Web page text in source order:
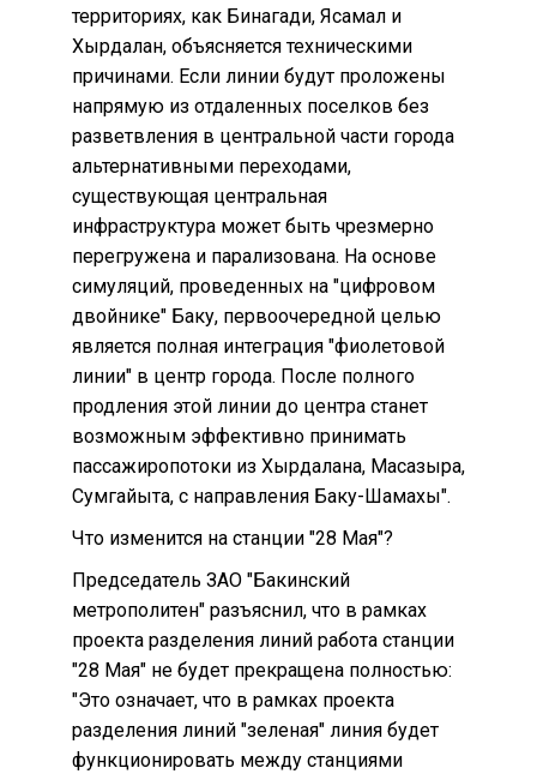
территориях, как Бинагади, Ясамал и
Хырдалан, объясняется техническими
причинами. Если линии будут проложены
напрямую из отдаленных поселков без
разветвления в центральной части города
альтернативными переходами,
существующая центральная
инфраструктура может быть чрезмерно
перегружена и парализована. На основе
симуляций, проведенных на "цифровом
двойнике" Баку, первоочередной целью
является полная интеграция "фиолетовой
линии" в центр города. После полного
продления этой линии до центра станет
возможным эффективно принимать
пассажиропотоки из Хырдалана, Масазыра,
Сумгайыта, с направления Баку-Шамахы".
Что изменится на станции "28 Мая"?
Председатель ЗАО "Бакинский
метрополитен" разъяснил, что в рамках
проекта разделения линий работа станции
"28 Мая" не будет прекращена полностью:
"Это означает, что в рамках проекта
разделения линий "зеленая" линия будет
функционировать между станциями